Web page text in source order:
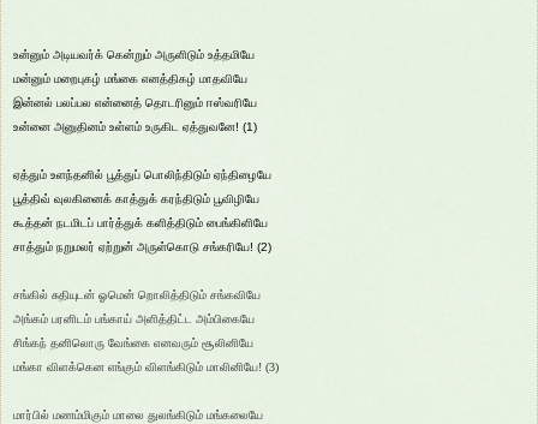
உன்னும் அடியவர்க் கென்றும் அருளிடும் உத்தமியே
மன்னும் மறைபுகழ் மங்கை எனத்திகழ் மாதவியே
இன்னல் பலப்பல என்னைத் தொடரினும் ஈஸ்வரியே
உன்னை அனுதினம் உள்ளம் உருகிட ஏத்துவனே! (1)
ஏத்தும் உளந்தனில் பூத்துப் பொலிந்திடும் ஏந்திழையே
பூத்திவ் வுலகினைக் காத்துக் கரந்திடும் பூவிழியே
கூத்தன் நடமிடப் பார்த்துக் களித்திடும் பைங்கிளியே
சாத்தும் நறுமலர் ஏற்றுன் அருள்கொடு சங்கரியே! (2)
சங்கில் சுதியுடன் ஓமென் றொலித்திடும் சங்கவியே
அங்கம் பரனிடம் பங்காய் அளித்திட்ட அம்பிகையே
சிங்கந் தனிலொரு வேங்கை எனவரும் சூலினியே
மங்கா விளக்கென எங்கும் விளங்கிடும் மாலினியே! (3)
மார்பில் மணம்மிகும் மாலை துலங்கிடும் மங்கலையே